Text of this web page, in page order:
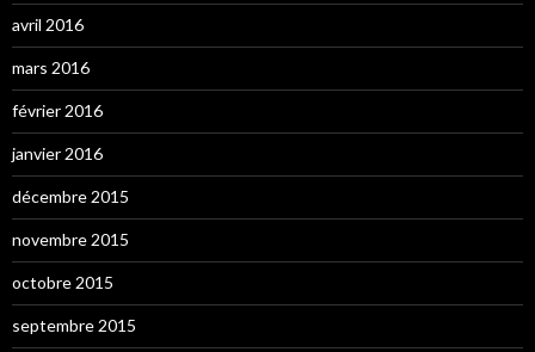
avril 2016
mars 2016
février 2016
janvier 2016
décembre 2015
novembre 2015
octobre 2015
septembre 2015